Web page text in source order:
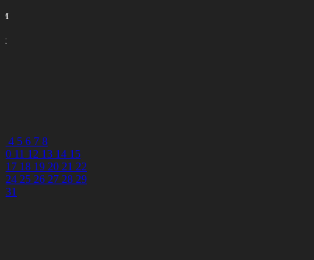
4 5 6 7 8
10 11 12 13 14 15
17 18 19 20 21 22
24 25 26 27 28 29
31